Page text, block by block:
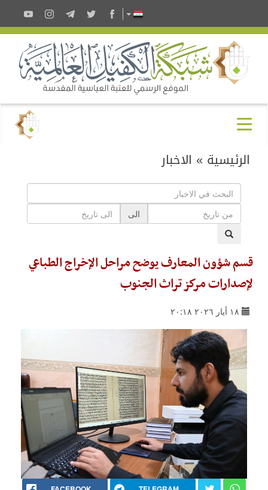
الرئيسية » الاخبار
الى
قسم شؤون المعارف يوضح مراحل الإخراج الطباعي
لإصدارات مركز تراث الجنوب
١٨ أيار ٢٠٢٦ ٢٠:١٨